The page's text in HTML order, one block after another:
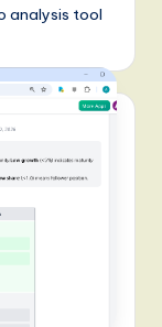
analysis tool